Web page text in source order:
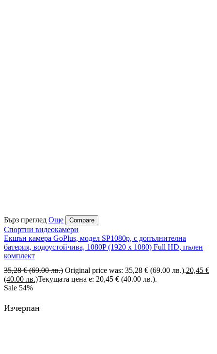
Бърз преглед Още Compare
Спортни видеокамери
Екшън камера GoPlus, модел SP1080p, с допълнителна
батерия, водоустойчива, 1080P (1920 х 1080) Full HD, пълен
комплект
35,28€ (69.00 лв.) Original price was: 35,28 € (69.00 лв.).20,45 €
(40.00 лв.)Текущата цена е: 20,45 € (40.00 лв.).
Sale 54%
Изчерпан